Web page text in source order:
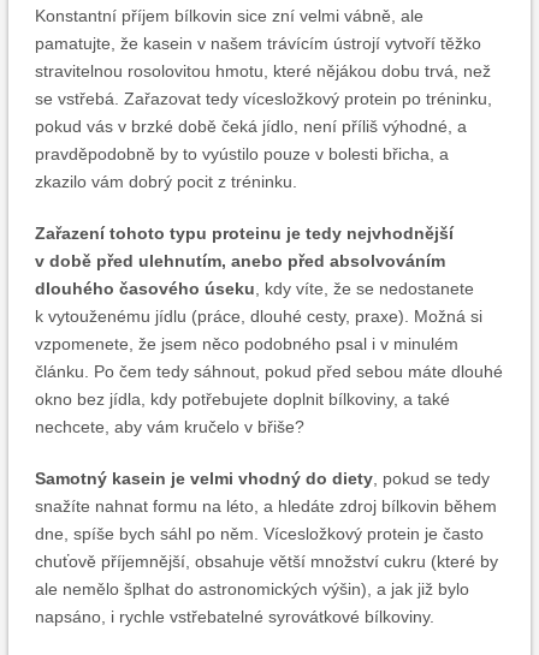
Konstantní příjem bílkovin sice zní velmi vábně, ale
pamatujte, že kasein v našem trávícím ústrojí vytvoří těžko
stravitelnou rosolovitou hmotu, které nějákou dobu trvá, než
se vstřebá. Zařazovat tedy vícesložkový protein po tréninku,
pokud vás v brzké době čeká jídlo, není příliš výhodné, a
pravděpodobně by to vyústilo pouze v bolesti břicha, a
zkazilo vám dobrý pocit z tréninku.
Zařazení tohoto typu proteinu je tedy nejvhodnější
v době před ulehnutím, anebo před absolvováním
dlouhého časového úseku , kdy víte, že se nedostanete
k vytouženému jídlu (práce, dlouhé cesty, praxe). Možná si
vzpomenete, že jsem něco podobného psal i v minulém
článku. Po čem tedy sáhnout, pokud před sebou máte dlouhé
okno bez jídla, kdy potřebujete doplnit bílkoviny, a také
nechcete, aby vám kručelo v břiše?
Samotný kasein je velmi vhodný do diety , pokud se tedy
snažíte nahnat formu na léto, a hledáte zdroj bílkovin během
dne, spíše bych sáhl po něm. Vícesložkový protein je často
chuťově příjemnější, obsahuje větší množství cukru (které by
ale nemělo šplhat do astronomických výšin), a jak již bylo
napsáno, i rychle vstřebatelné syrovátkové bílkoviny.